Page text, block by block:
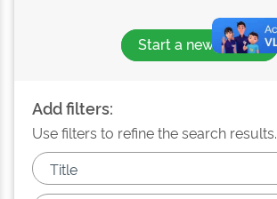
Start a new search
Add filters:
Use filters to refine the search results.